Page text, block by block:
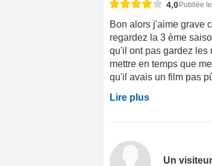
4,0 Publiée
Bon alors j'aime grave
regardez la 3 ème
qu'il ont pas gardez les
mettre en temps que
qu'il avais un film pas
Lire plus
Un visiteur